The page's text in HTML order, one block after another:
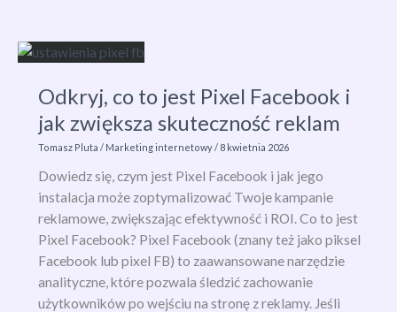
to
i
jak
optymalizacja
media
zwiększa
widoczność?
Odkryj, co to jest Pixel Facebook i
jak zwiększa skuteczność reklam
Tomasz Pluta/ Marketing internetowy/ 8 kwietnia 2026
Dowiedz się, czym jest Pixel Facebook i jak jego
instalacja może zoptymalizować Twoje kampanie
reklamowe, zwiększając efektywność i ROI. Co to jest
Pixel Facebook? Pixel Facebook (znany też jako piksel
Facebook lub pixel FB) to zaawansowane narzędzie
analityczne, które pozwala śledzić zachowanie
użytkowników po wejściu na stronę z reklamy. Jeśli